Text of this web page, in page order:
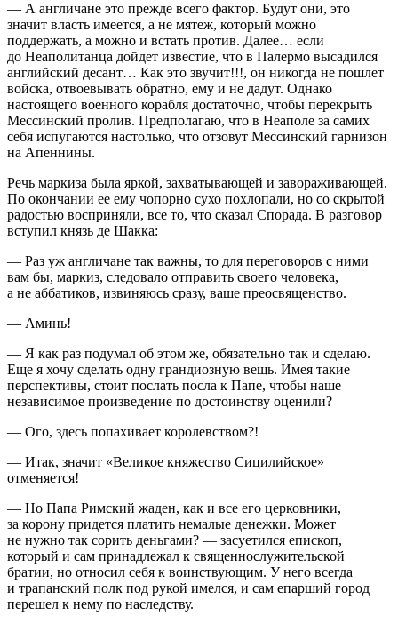
— А англичане это прежде всего фактор. Будут они, это
значит власть имеется, а не мятеж, который можно
поддержать, а можно и встать против. Далее… если
до Неаполитанца дойдет известие, что в Палермо высадился
английский десант… Как это звучит!!!, он никогда не пошлет
войска, отвоевывать обратно, ему и не дадут. Однако
настоящего военного корабля достаточно, чтобы перекрыть
Мессинский пролив. Предполагаю, что в Неаполе за самих
себя испугаются настолько, что отзовут Мессинский гарнизон
на Апеннины.
Речь маркиза была яркой, захватывающей и завораживающей.
По окончании ее ему чопорно сухо похлопали, но со скрытой
радостью восприняли, все то, что сказал Спорада. В разговор
вступил князь де Шакка:
— Раз уж англичане так важны, то для переговоров с ними
вам бы, маркиз, следовало отправить своего человека,
а не аббатиков, извиняюсь сразу, ваше преосвященство.
— Аминь!
— Я как раз подумал об этом же, обязательно так и сделаю.
Еще я хочу сделать одну грандиозную вещь. Имея такие
перспективы, стоит послать посла к Папе, чтобы наше
независимое произведение по достоинству оценили?
— Ого, здесь попахивает королевством?!
— Итак, значит «Великое княжество Сицилийское»
отменяется!
— Но Папа Римский жаден, как и все его церковники,
за корону придется платить немалые денежки. Может
не нужно так сорить деньгами? — засуетился епископ,
который и сам принадлежал к священнослужительской
братии, но относил себя к воинствующим. У него всегда
и трапанский полк под рукой имелся, и сам епарший город
перешел к нему по наследству.